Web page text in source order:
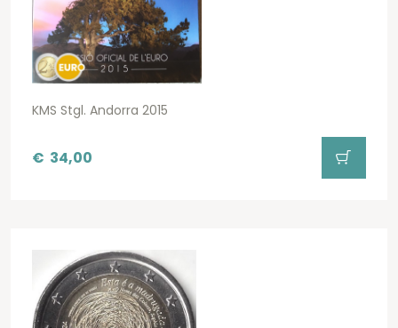
KMS Stgl. Andorra 2015
€ 34,00